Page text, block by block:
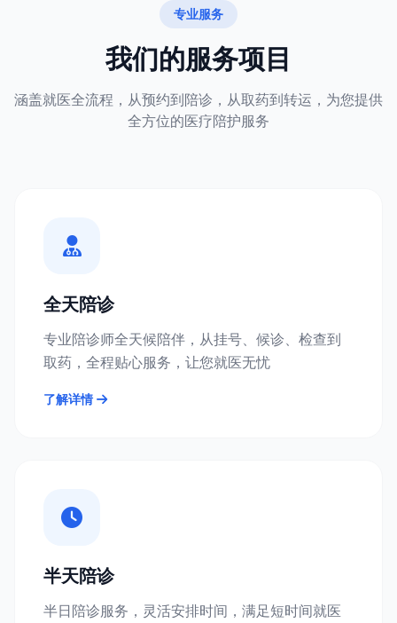
专业服务
我们的服务项目
涵盖就医全流程，从预约到陪诊，从取药到转运，为您提供
全方位的医疗陪护服务
全天陪诊
专业陪诊师全天候陪伴，从挂号、候诊、检查到
取药，全程贴心服务，让您就医无忧
了解详情
半天陪诊
半日陪诊服务，灵活安排时间，满足短时间就医